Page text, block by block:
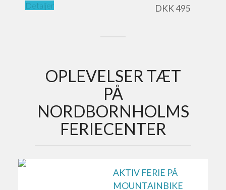
DKK495
Detaljer
OPLEVELSER TÆT
PÅ
NORDBORNHOLMS
FERIECENTER
AKTIV FERIE PÅ
MOUNTAINBIKE